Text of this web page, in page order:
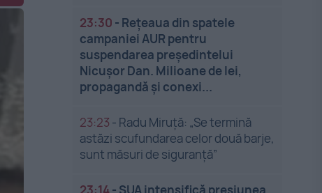
23:30 - Rețeaua din spatele
campaniei AUR pentru
suspendarea președintelui
Nicușor Dan. Milioane de lei,
propagandă și conexi...
23:23 - Radu Miruță: „Se termină
astăzi scufundarea celor două barje,
sunt măsuri de siguranţă”